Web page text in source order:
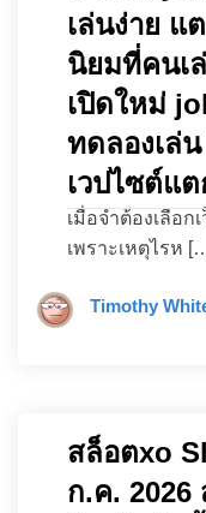
เล่นง่าย แ
นิยมที่คนเ
เปิดใหม่
ทดลองเล่
เวปไซต์แ
เมื่อจำต้องเลือก
เพราะเหตุไรห
Timothy
สล็อตxo
ก.ค. 2026